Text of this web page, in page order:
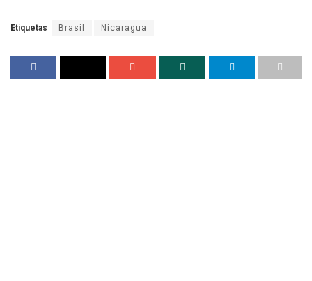
Etiquetas Brasil Nicaragua